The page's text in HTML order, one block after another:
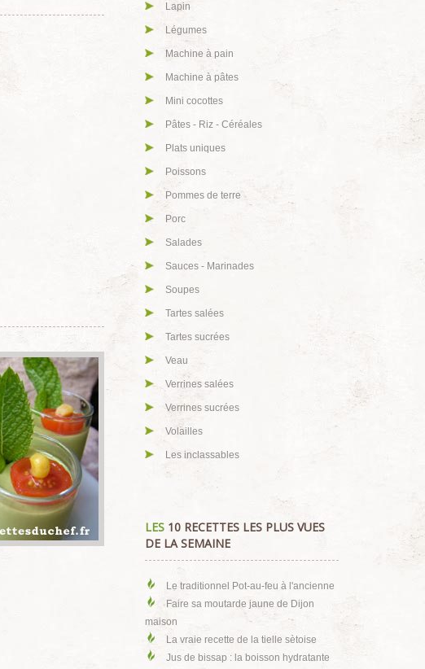
Lapin
Légumes
Machine à pain
Machine à pâtes
Mini cocottes
Pâtes - Riz - Céréales
Plats uniques
Poissons
Pommes de terre
Porc
Salades
Sauces - Marinades
Soupes
Tartes salées
Tartes sucrées
Veau
Verrines salées
Verrines sucrées
Volailles
Les inclassables
LES 10 RECETTES LES PLUS VUES
DE LA SEMAINE
Le traditionnel Pot-au-feu à l'ancienne
Faire sa moutarde jaune de Dijon
maison
La vraie recette de la tielle sètoise
Jus de bissap : la boisson hydratante